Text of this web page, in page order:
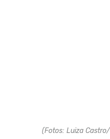
(Fotos: Luiza